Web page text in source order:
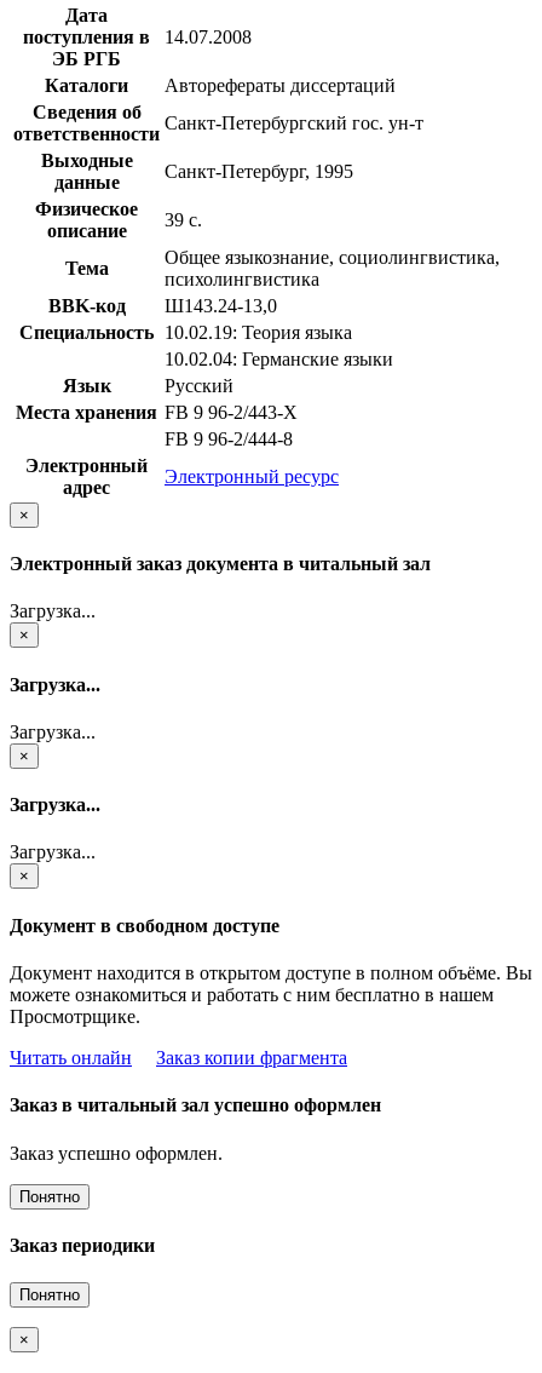
Дата
поступления в
ЭБ РГБ
14.07.2008
Каталоги
Авторефераты диссертаций
Сведения об
ответственности
Санкт-Петербургский гос. ун-т
Выходные
данные
Санкт-Петербург, 1995
Физическое
описание
39 с.
Тема
Общее языкознание, социолингвистика,
психолингвистика
BBK-код
Ш143.24-13,0
Специальность 10.02.19: Теория языка
10.02.04: Германские языки
Язык
Русский
Места хранения FB 9 96-2/443-X
FB 9 96-2/444-8
Электронный
адрес
Электронный ресурс
×
Электронный заказ документа в читальный зал
Загрузка...
×
Загрузка...
Загрузка...
×
Загрузка...
Загрузка...
×
Документ в свободном доступе
Документ находится в открытом доступе в полном объёме. Вы
можете ознакомиться и работать с ним бесплатно в нашем
Просмотрщике.
Читать онлайн
Заказ копии фрагмента
Заказ в читальный зал успешно оформлен
Заказ успешно оформлен.
Понятно
Заказ периодики
Понятно
×